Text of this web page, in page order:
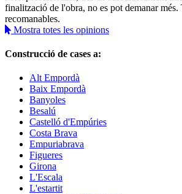
finalització de l'obra, no es pot demanar més.
recomanables.
Mostra totes les opinions
Construcció de cases a:
Alt Empordà
Baix Empordà
Banyoles
Besalú
Castelló d'Empúries
Costa Brava
Empuriabrava
Figueres
Girona
L'Escala
L'estartit